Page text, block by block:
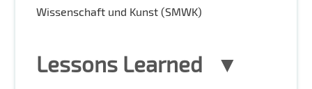
Wissenschaft und Kunst (SMWK)
Lessons Learned